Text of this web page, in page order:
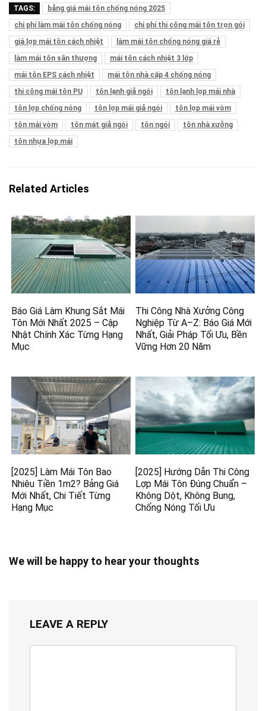
TAGS:
bảng giá mái tôn chống nóng 2025
chi phí làm mái tôn chống nóng
chi phí thi công mái tôn trọn gói
giá lợp mái tôn cách nhiệt
làm mái tôn chống nóng giá rẻ
làm mái tôn sân thượng
mái tôn cách nhiệt 3 lớp
mái tôn EPS cách nhiệt
mái tôn nhà cấp 4 chống nóng
thi công mái tôn PU
tôn lạnh giả ngói
tôn lạnh lợp mái nhà
tôn lợp chống nóng
tôn lợp mái giả ngói
tôn lợp mái vòm
tôn mái vòm
tôn mát giả ngói tôn ngói
tôn nhà xưởng
tôn nhựa lợp mái
Related Articles
Báo Giá Làm Khung Sắt Mái
Tôn Mới Nhất 2025 – Cập
Nhật Chính Xác Từng Hạng
Mục
Thi Công Nhà Xưởng Công
Nghiệp Từ A–Z: Báo Giá Mới
Nhất, Giải Pháp Tối Ưu, Bền
Vững Hơn 20 Năm
[2025] Làm Mái Tôn Bao
Nhiêu Tiền 1m2? Bảng Giá
Mới Nhất, Chi Tiết Từng
Hạng Mục
[2025] Hướng Dẫn Thi Công
Lợp Mái Tôn Đúng Chuẩn –
Không Dột, Không Bung,
Chống Nóng Tối Ưu
We will be happy to hear your thoughts
LEAVE A REPLY